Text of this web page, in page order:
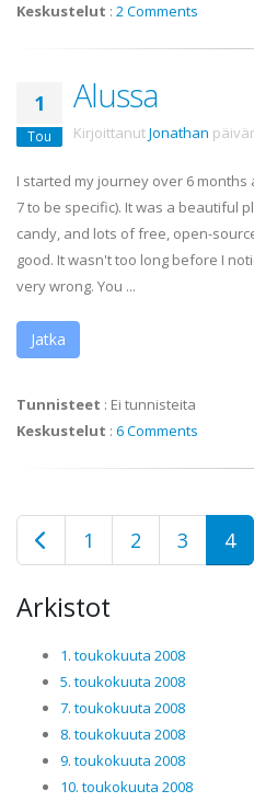
Keskustelut : 2 Comments
1
Tou
Alussa
KirjoittanutJonathan
I started my journey over 6 months
7 to be specific). It was a beautiful
candy, and lots of free, open-
good. It wasn't too long before I
very wrong. You ...
Jatka
Tunnisteet : Ei tunnisteita
Keskustelut : 6 Comments
1 2 3 4
Arkistot
1. toukokuuta 2008
5. toukokuuta 2008
7. toukokuuta 2008
8. toukokuuta 2008
9. toukokuuta 2008
10. toukokuuta 2008